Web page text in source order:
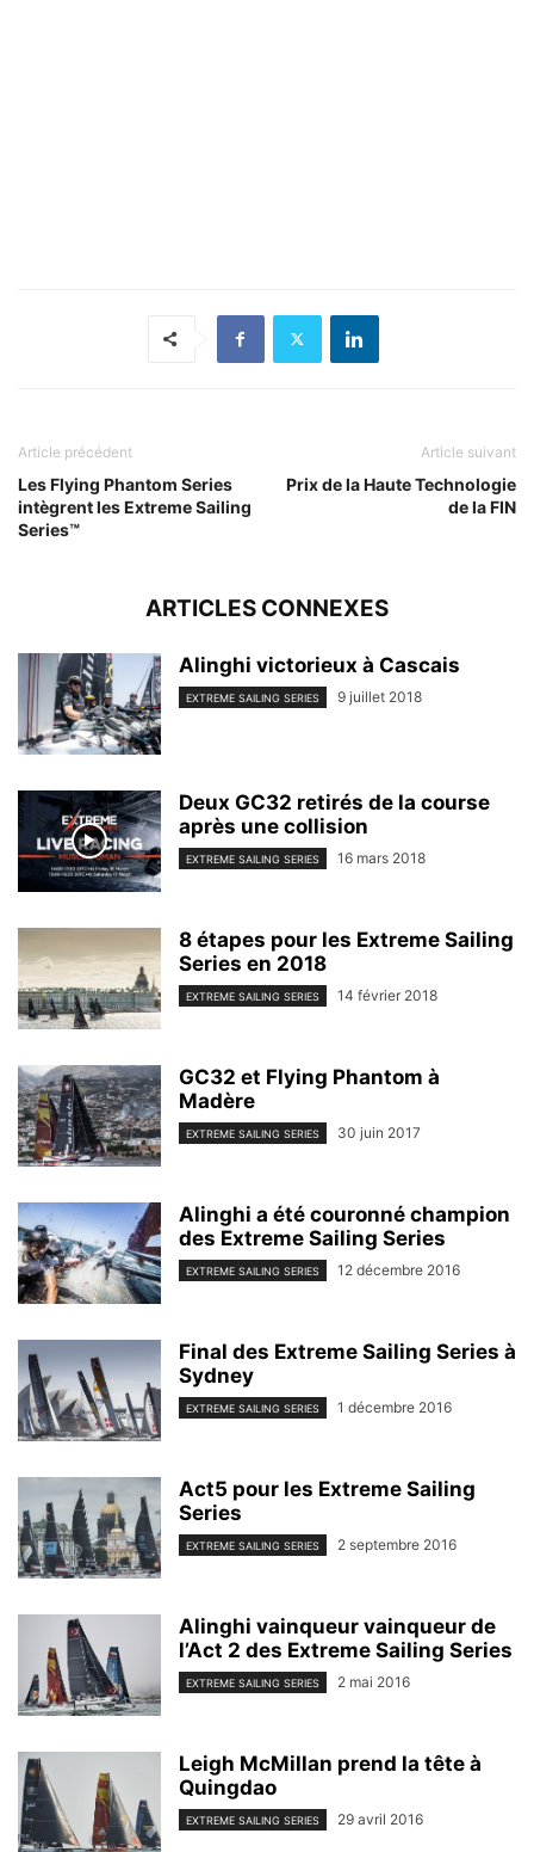
Article précédent
Les Flying Phantom Series
intègrent les Extreme Sailing
Series™
Article suivant
Prix de la Haute Technologie
de la FIN
ARTICLES CONNEXES
Alinghi victorieux à Cascais
EXTREME SAILING SERIES 9 juillet 2018
Deux GC32 retirés de la course
après une collision
EXTREME SAILING SERIES 16 mars 2018
8 étapes pour les Extreme Sailing
Series en 2018
EXTREME SAILING SERIES 14 février 2018
GC32 et Flying Phantom à
Madère
EXTREME SAILING SERIES 30 juin 2017
Alinghi a été couronné champion
des Extreme Sailing Series
EXTREME SAILING SERIES 12 décembre 2016
Final des Extreme Sailing Series à
Sydney
EXTREME SAILING SERIES 1 décembre 2016
Act5 pour les Extreme Sailing
Series
EXTREME SAILING SERIES 2 septembre 2016
Alinghi vainqueur vainqueur de
l’Act 2 des Extreme Sailing Series
EXTREME SAILING SERIES 2 mai 2016
Leigh McMillan prend la tête à
Quingdao
EXTREME SAILING SERIES 29 avril 2016